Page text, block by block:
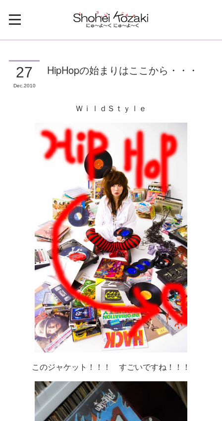
27
Dec 2010
HipHopの始まりはここから・・・
ＷｉｌｄＳｔｙｌｅ
このジャケット！！！ すごいですね！！！